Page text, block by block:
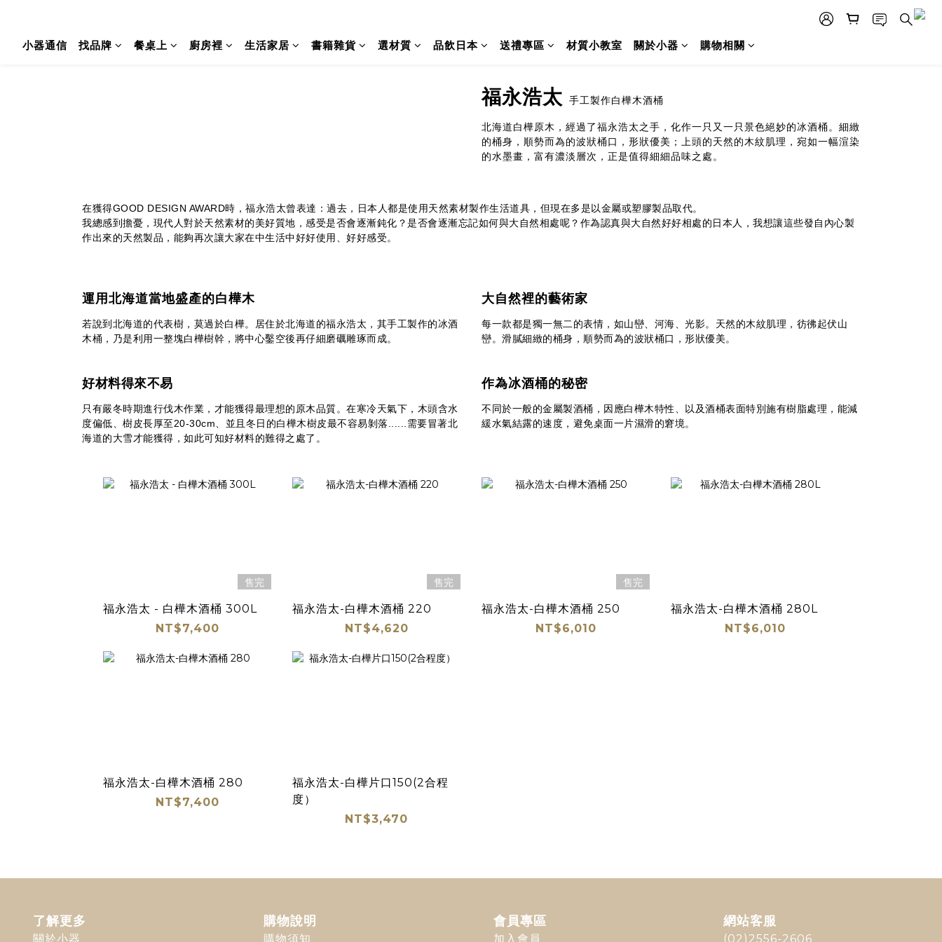
小器通信 找品牌 餐桌上 廚房裡 生活家居 書籍雜貨 選材質 品飲日本 送禮專區 材質小教室 關於小器 購物相關
福永浩太 手工製作白樺木酒桶
北海道白樺原木，經過了福永浩太之手，化作一只又一只景色絕妙的冰酒桶。細緻
的桶身，順勢而為的波狀桶口，形狀優美；上頭的天然的木紋肌理，宛如一幅渲染
的水墨畫，富有濃淡層次，正是值得細細品味之處。
在獲得GOOD DESIGN AWARD時，福永浩太曾表達：過去，日本人都是使用天然素材製作生活道具，但現在多是以金屬或塑膠製品取代。
我總感到擔憂，現代人對於天然素材的美好質地，感受是否會逐漸鈍化？是否會逐漸忘記如何與大自然相處呢？作為認真與大自然好好相處的日本人，我想讓這些發自內心製
作出來的天然製品，能夠再次讓大家在中生活中好好使用、好好感受。
運用北海道當地盛產的白樺木
若說到北海道的代表樹，莫過於白樺。
居住於北海道的福永浩太，其手工製作的冰酒
木桶，乃是利用一整塊白樺樹幹，將中心鑿空後再仔細磨礪雕琢而成。
大自然裡的藝術家
每一款都是獨一無二的表情， 如山巒、河海、光影。天然的木紋肌理，彷彿起伏山
巒。滑膩細緻的桶身，順勢而為的波狀桶口，形狀優美。
好材料得來不易
只有嚴冬時期進行伐木作業，才能獲得最理想的原木品質。在寒冷天氣下，木頭含水
度偏低、樹皮長厚至20-30cm、並且冬日的白樺木樹皮最不容易剝落......需要冒著北
海道的大雪才能獲得，如此可知好材料的難得之處了。
作為冰酒桶的秘密
不同於一般的金屬製酒桶，因應白樺木特性、以及酒桶表面特別施有樹脂處理，能減
緩水氣結露的速度，避免桌面一片濕滑的窘境。
售完
福永浩太 - 白樺木酒桶 300L
NT$7,400
售完
福永浩太-白樺木酒桶 220
NT$4,620
售完
福永浩太-白樺木酒桶 250
NT$6,010
福永浩太-白樺木酒桶 280L
NT$6,010
福永浩太-白樺木酒桶 280
NT$7,400
福永浩太-白樺片口150(2合程
度）
NT$3,470
了解更多
關於小器
購物說明
購物須知
會員專區
加入會員
網站客服
(02)2556-2606